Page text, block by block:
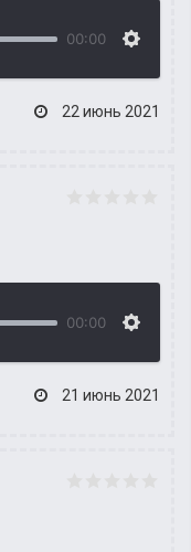
00:00
22 июнь 2021
00:00
21 июнь 2021